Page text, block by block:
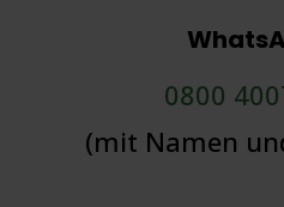
0800
(mit Namen